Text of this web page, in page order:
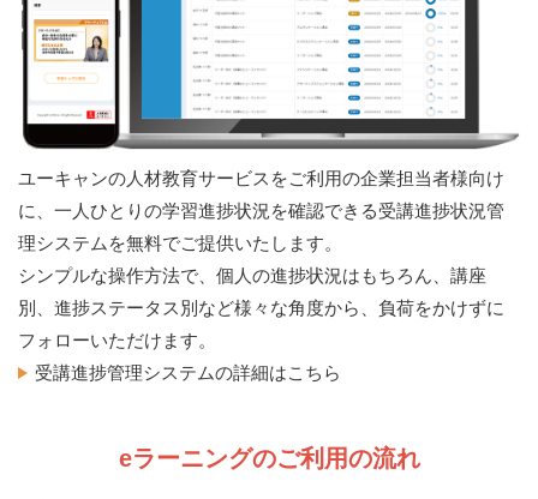
ユーキャンの人材教育サービスをご利用の企業担当者様向け
に、一人ひとりの学習進捗状況を確認できる受講進捗状況管
理システムを無料でご提供いたします。
シンプルな操作方法で、個人の進捗状況はもちろん、講座
別、進捗ステータス別など様々な角度から、負荷をかけずに
フォローいただけます。
受講進捗管理システムの詳細はこちら
eラーニングのご利用の流れ